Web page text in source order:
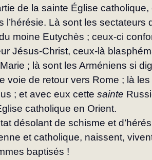
de la sainte Église
l’hérésie. Là sont les sectateurs
moine Eutychès ; ceux-ci
Jésus-Christ, ceux-là
; là sont les Arméniens si
voie de retour vers Rome ; là
; et avec eux cette sainte
catholique en Orient.
désolant de schisme et
et catholique, naissent,
baptisés !